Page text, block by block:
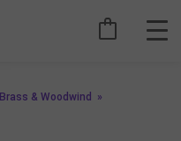
Brass & Woodwind
»